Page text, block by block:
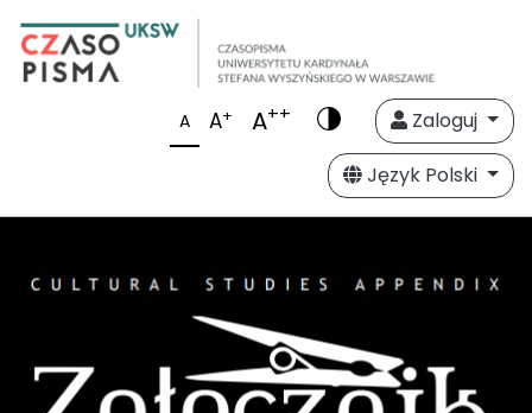
A A+ A++
Zaloguj
Język Polski